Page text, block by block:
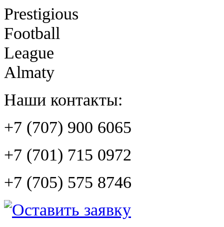
Prestigious
Football
League
Almaty
Наши контакты:
+7 (707) 900 6065
+7 (701) 715 0972
+7 (705) 575 8746